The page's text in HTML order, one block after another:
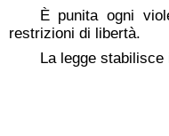
È punita ogni
restrizioni di libertà.
La legge